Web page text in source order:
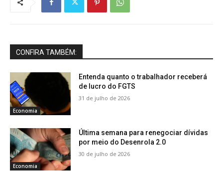
CONFIRA TAMBÉM:
Economia
Entenda quanto o trabalhador receberá
de lucro do FGTS
31 de julho de 2026
Economia
Última semana para renegociar dívidas
por meio do Desenrola 2.0
30 de julho de 2026